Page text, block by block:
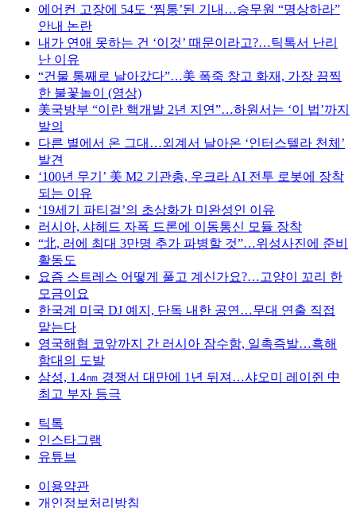
에어컨 고장에 54도 ‘찜통’된 기내…승무원 “명상하라”
안내 논란
내가 연애 못하는 건 ‘이것’ 때문이라고?…틱톡서 난리
난 이유
“건물 통째로 날아갔다”…美 폭죽 창고 화재, 가장 끔찍
한 불꽃놀이 (영상)
美국방부 “이란 핵개발 2년 지연”…하원서는 ‘이 법’까지
발의
다른 별에서 온 그대…외계서 날아온 ‘인터스텔라 천체’
발견
‘100년 무기’ 美 M2 기관총, 우크라 AI 전투 로봇에 장착
되는 이유
‘19세기 파티걸’의 초상화가 미완성인 이유
러시아, 샤헤드 자폭 드론에 이동통신 모듈 장착
“北, 러에 최대 3만명 추가 파병할 것”…위성사진에 준비
활동도
요즘 스트레스 어떻게 풀고 계신가요?…고양이 꼬리 한
모금이요
한국계 미국 DJ 예지, 단독 내한 공연…무대 연출 직접
맡는다
영국해협 코앞까지 간 러시아 잠수함, 일촉즉발…흑해
함대의 도발
삼성, 1.4㎚ 경쟁서 대만에 1년 뒤져…샤오미 레이쥔 中
최고 부자 등극
틱톡
인스타그램
유튜브
이용약관
개인정보처리방침